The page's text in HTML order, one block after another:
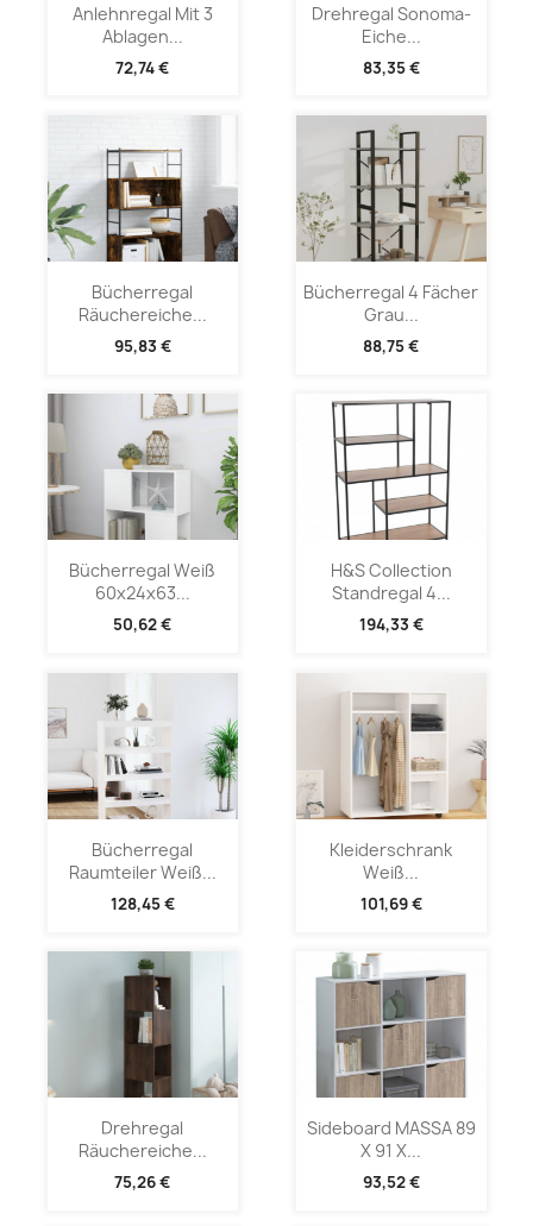
Anlehnregal Mit 3
Ablagen...
72,74 €
Drehregal Sonoma-
Eiche...
83,35 €
Bücherregal
Räuchereiche...
95,83 €
Bücherregal 4 Fächer
Grau...
88,75 €
Bücherregal Weiß
60x24x63...
50,62 €
H&S Collection
Standregal 4...
194,33 €
Bücherregal
Raumteiler Weiß...
128,45 €
Kleiderschrank
Weiß...
101,69 €
Drehregal
Räuchereiche...
75,26 €
Sideboard MASSA 89
X 91 X...
93,52 €